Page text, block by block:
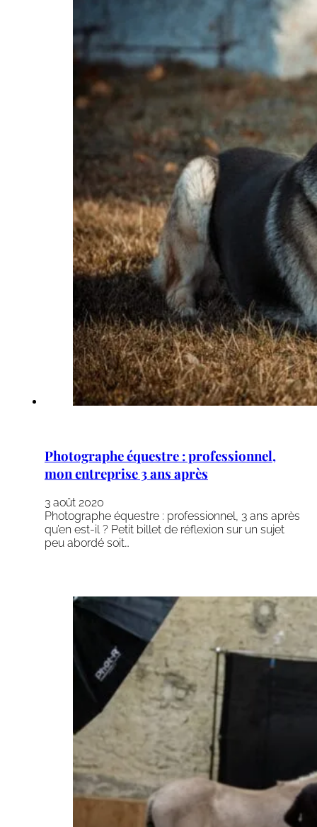
Photographe équestre : professionnel,
mon entreprise 3 ans après
3 août 2020
Photographe équestre : professionnel, 3 ans après
qu’en est-il ? Petit billet de réflexion sur un sujet
peu abordé soit…